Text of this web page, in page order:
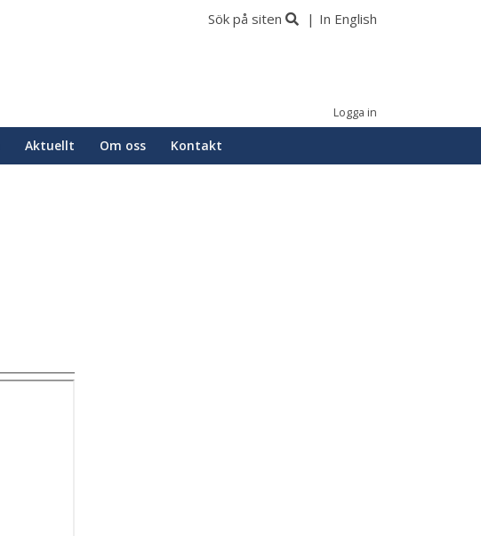
Sök på siten In English
Logga in
Aktuellt Om oss Kontakt